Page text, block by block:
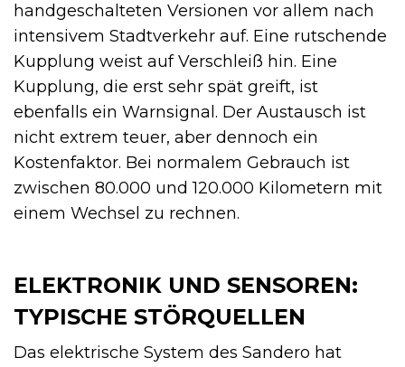
handgeschalteten Versionen vor allem nach
intensivem Stadtverkehr auf. Eine rutschende
Kupplung weist auf Verschleiß hin. Eine
Kupplung, die erst sehr spät greift, ist
ebenfalls ein Warnsignal. Der Austausch ist
nicht extrem teuer, aber dennoch ein
Kostenfaktor. Bei normalem Gebrauch ist
zwischen 80.000 und 120.000 Kilometern mit
einem Wechsel zu rechnen.
ELEKTRONIK UND SENSOREN:
TYPISCHE STÖRQUELLEN
Das elektrische System des Sandero hat